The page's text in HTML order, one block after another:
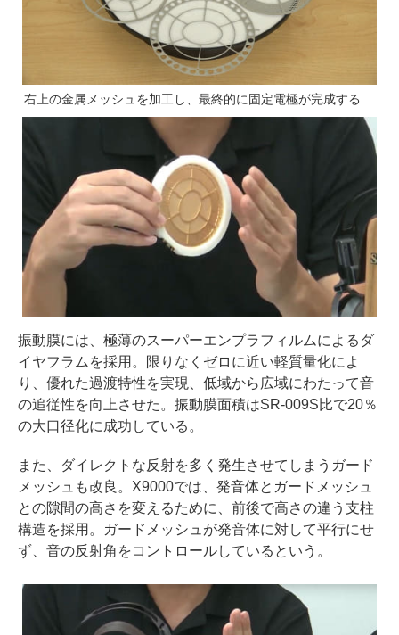
右上の金属メッシュを加工し、最終的に固定電極が完成する
振動膜には、極薄のスーパーエンプラフィルムによるダ
イヤフラムを採用。限りなくゼロに近い軽質量化によ
り、優れた過渡特性を実現、低域から広域にわたって音
の追従性を向上させた。振動膜面積はSR-009S比で20％
の大口径化に成功している。
また、ダイレクトな反射を多く発生させてしまうガード
メッシュも改良。X9000では、発音体とガードメッシュ
との隙間の高さを変えるために、前後で高さの違う支柱
構造を採用。ガードメッシュが発音体に対して平行にせ
ず、音の反射角をコントロールしているという。